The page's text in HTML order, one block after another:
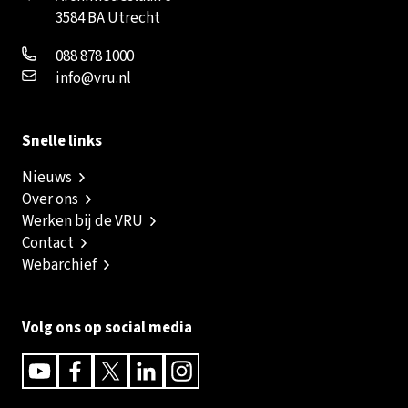
3584 BA Utrecht
088 878 1000
info@vru.nl
Snelle links
Nieuws
Over ons
Werken bij de VRU
Contact
Webarchief
Volg ons op social media
YoutubeFacebookTwitterLinkedinInstagram